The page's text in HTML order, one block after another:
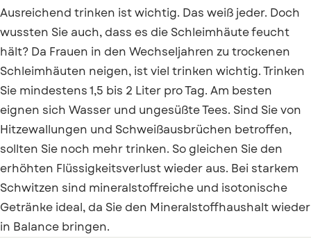
Ausreichend trinken ist wichtig. Das weiß jeder. Doch
wussten Sie auch, dass es die Schleimhäute feucht
hält? Da Frauen in den Wechseljahren zu trockenen
Schleimhäuten neigen, ist viel trinken wichtig. Trinken
Sie mindestens 1,5 bis 2 Liter pro Tag. Am besten
eignen sich Wasser und ungesüßte Tees. Sind Sie von
Hitzewallungen und Schweißausbrüchen betroffen,
sollten Sie noch mehr trinken. So gleichen Sie den
erhöhten Flüssigkeitsverlust wieder aus. Bei starkem
Schwitzen sind mineralstoffreiche und isotonische
Getränke ideal, da Sie den Mineralstoffhaushalt wieder
in Balance bringen.